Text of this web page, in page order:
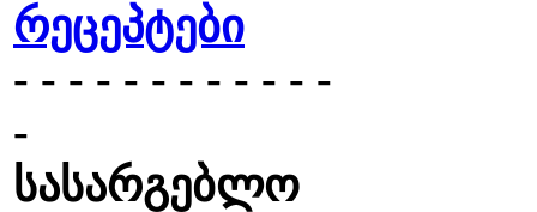
რეცეპტები
- - - - - - - - - - - -
-
სასარგებლო